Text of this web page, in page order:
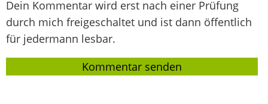
Dein Kommentar wird erst nach einer Prüfung
durch mich freigeschaltet und ist dann öffentlich
für jedermann lesbar.